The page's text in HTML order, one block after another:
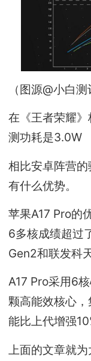
（图源@小白测
在《王者荣耀
测功耗是3.0W
相比安卓阵营
有什么优势。
苹果A17 Pro的
6多核成绩超过
Gen2和联发科
A17 Pro采用6
颗高能效核心
能比上代增强
上面的文章就